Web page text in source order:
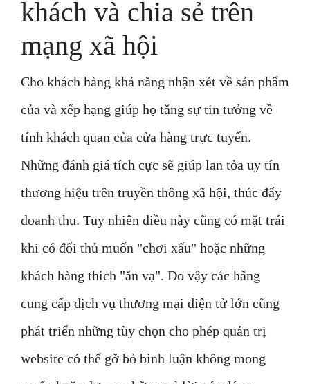
khách và chia sẻ trên
mạng xã hội
Cho khách hàng khả năng nhận xét ​​về sản phẩm
của và xếp hạng giúp họ tăng sự tin tưởng về
tính khách quan của cửa hàng trực tuyến.
Những đánh giá tích cực sẽ giúp lan tỏa uy tín
thương hiệu trên truyền thông xã hội, thúc đẩy
doanh thu. Tuy nhiên điều này cũng có mặt trái
khi có đối thủ muốn "chơi xấu" hoặc những
khách hàng thích "ăn vạ". Do vậy các hãng
cung cấp dịch vụ thương mại điện tử lớn cũng
phát triển những tùy chọn cho phép quản trị
website có thể gỡ bỏ bình luận không mong